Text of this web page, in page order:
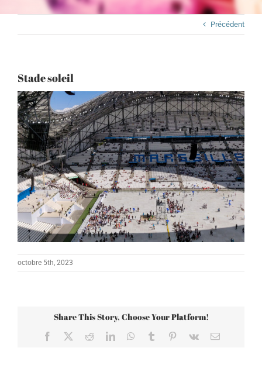
Précédent
Stade soleil
octobre 5th, 2023
Share This Story, Choose Your Platform!
Facebook RedditLinkedInWhatsApp
Tumblr Pinterest
Vk Email